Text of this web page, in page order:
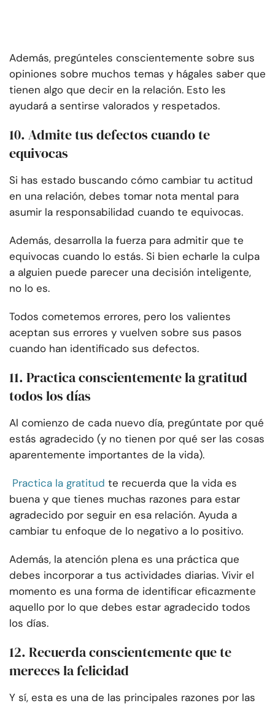
Además, pregúnteles conscientemente sobre sus
opiniones sobre muchos temas y hágales saber que
tienen algo que decir en la relación. Esto les
ayudará a sentirse valorados y respetados.
10. Admite tus defectos cuando te
equivocas
Si has estado buscando cómo cambiar tu actitud
en una relación, debes tomar nota mental para
asumir la responsabilidad cuando te equivocas.
Además, desarrolla la fuerza para admitir que te
equivocas cuando lo estás. Si bien echarle la culpa
a alguien puede parecer una decisión inteligente,
no lo es.
Todos cometemos errores, pero los valientes
aceptan sus errores y vuelven sobre sus pasos
cuando han identificado sus defectos.
11. Practica conscientemente la gratitud
todos los días
Al comienzo de cada nuevo día, pregúntate por qué
estás agradecido (y no tienen por qué ser las cosas
aparentemente importantes de la vida).
Practica la gratitud te recuerda que la vida es
buena y que tienes muchas razones para estar
agradecido por seguir en esa relación. Ayuda a
cambiar tu enfoque de lo negativo a lo positivo.
Además, la atención plena es una práctica que
debes incorporar a tus actividades diarias. Vivir el
momento es una forma de identificar eficazmente
aquello por lo que debes estar agradecido todos
los días.
12. Recuerda conscientemente que te
mereces la felicidad
Y sí, esta es una de las principales razones por las